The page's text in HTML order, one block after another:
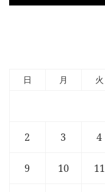
日 月 火
2 3 4
9 10 11